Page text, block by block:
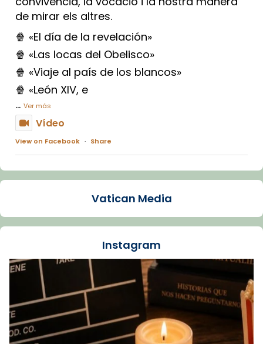
de mirar els altres.
🍿 «El día de la revelación»
🍿 «Las locas del Obelisco»
🍿 «Viaje al país de los blancos»
🍿 «León XIV, e
... Ver más
Vídeo
View on Facebook · Share
Arquebisbat de Barcelona
La Carmina va patir depressió. Fa gairebé
dos mesos, a l'Estadi Lluís Companys, la
Recupera l'entrevista comp
Vatican
tican News 👇
www.vaticannews.va/es/iglesia/news/2026-
07/carmina-historia-depresion-papa-viaje-
espana-testimoni...
Vatican Media
Instagram